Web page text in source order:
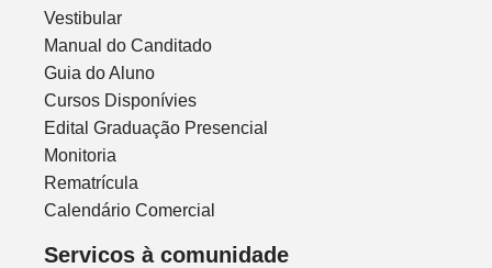
Vestibular
Manual do Canditado
Guia do Aluno
Cursos Disponívies
Edital Graduação Presencial
Monitoria
Rematrícula
Calendário Comercial
Servicos à comunidade